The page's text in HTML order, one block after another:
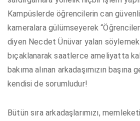
Kampüslerde öğrencilerin can
kameralara gülümseyerek
diyen Necdet Ünüvar yalan
bıçaklanarak saatlerce ameliyatta
bakıma alınan arkadaşımızın
kendisi de sorumludur!
Bütün sıra arkadaşlarımızı,